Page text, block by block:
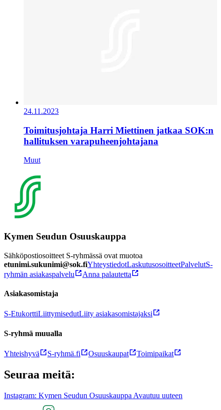
24.11.2023
Toimitusjohtaja Harri Miettinen jatkaa SOK:n
hallituksen varapuheenjohtajana
Muut
Kymen Seudun Osuuskauppa
Sähköpostiosoitteet S-ryhmässä ovat muotoa
etunimi.sukunimi@sok.fiYhteystiedotLaskutusosoitteetPalvelutS-
ryhmän asiakaspalvelu
Anna palautetta
Asiakasomistaja
S-EtukorttiLiittymisedutLiity asiakasomistajaksi
S-ryhmä muualla
Yhteishyvä S-ryhmä.fi Osuuskaupat Toimipaikat
Seuraa meitä:
Instagram: Kymen Seudun Osuuskauppa Avautuu uuteen